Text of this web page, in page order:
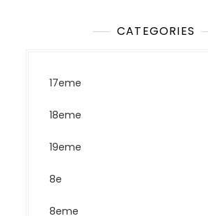
CATEGORIES
17eme
18eme
19eme
8e
8eme